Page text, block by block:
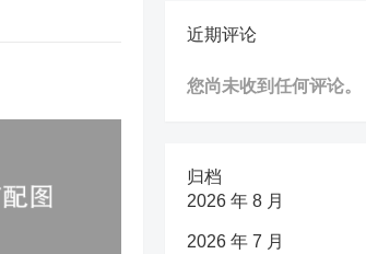
近期评论
您尚未收到任何评论。
归档
2026 年 8 月
2026 年 7 月